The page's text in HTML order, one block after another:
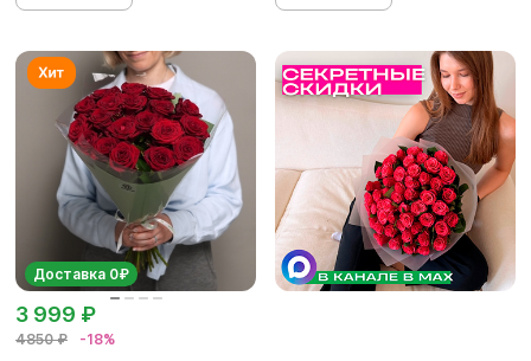
Доставка 0₽
4850 ₽ -18%
3 999 ₽